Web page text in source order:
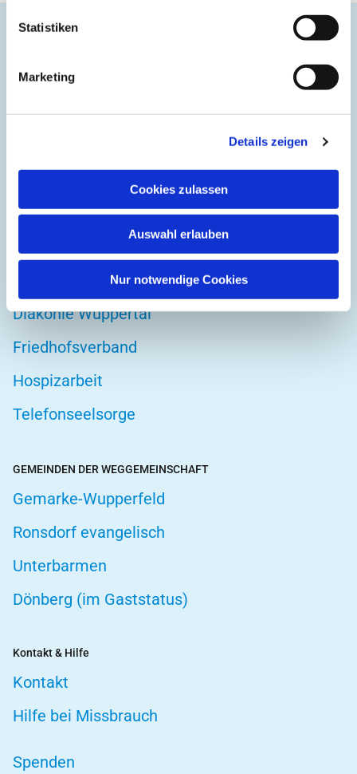
Statistiken
Marketing
Details zeigen
Cookies zulassen
Auswahl erlauben
Nur notwendige Cookies
Kirchplatz 1
Kirchenkreis Wuppertal
Altenwohnstätte
Diakonie Wuppertal
Friedhofsverband
Hospizarbeit
Telefonseelsorge
GEMEINDEN DER WEGGEMEINSCHAFT
Gemarke-Wupperfeld
Ronsdorf evangelisch
Unterbarmen
Dönberg (im Gaststatus)
Kontakt & Hilfe
Kontakt
Hilfe bei Missbrauch
Spenden